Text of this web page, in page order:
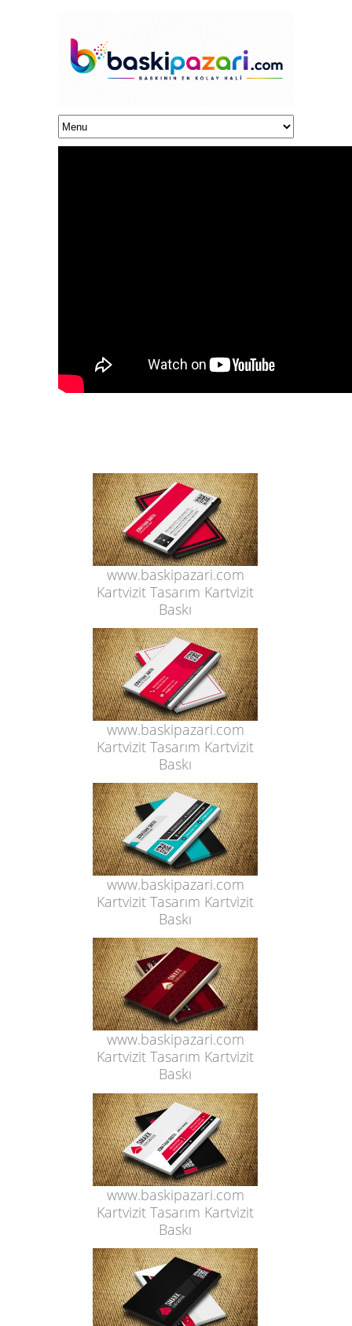
www.baskipazari.com
Kartvizit Tasarım Kartvizit
Baskı
www.baskipazari.com
Kartvizit Tasarım Kartvizit
Baskı
www.baskipazari.com
Kartvizit Tasarım Kartvizit
Baskı
www.baskipazari.com
Kartvizit Tasarım Kartvizit
Baskı
www.baskipazari.com
Kartvizit Tasarım Kartvizit
Baskı